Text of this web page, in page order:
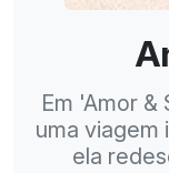
Em 'Amor
uma viagem
ela